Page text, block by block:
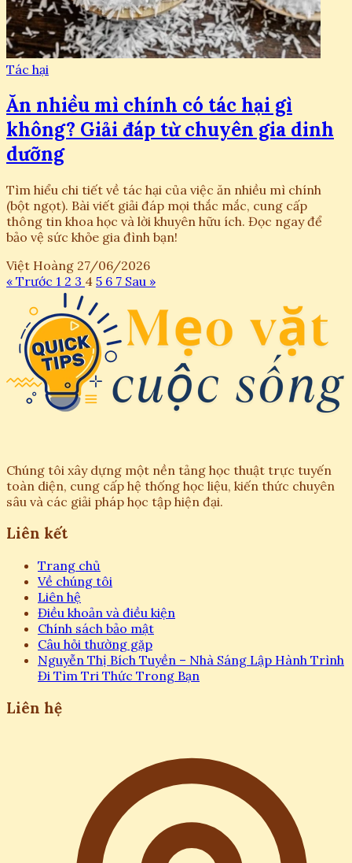
Tác hại
Ăn nhiều mì chính có tác hại gì
không? Giải đáp từ chuyên gia dinh
dưỡng
Tìm hiểu chi tiết về tác hại của việc ăn nhiều mì chính
(bột ngọt). Bài viết giải đáp mọi thắc mắc, cung cấp
thông tin khoa học và lời khuyên hữu ích. Đọc ngay để
bảo vệ sức khỏe gia đình bạn!
Việt Hoàng 27/06/2026
« Trước 1 2 3 4 5 6 7 Sau »
Chúng tôi xây dựng một nền tảng học thuật trực tuyến
toàn diện, cung cấp hệ thống học liệu, kiến thức chuyên
sâu và các giải pháp học tập hiện đại.
Liên kết
Trang chủ
Về chúng tôi
Liên hệ
Điều khoản và điều kiện
Chính sách bảo mật
Câu hỏi thường gặp
Nguyễn Thị Bích Tuyền – Nhà Sáng Lập Hành Trình
Đi Tìm Tri Thức Trong Bạn
Liên hệ